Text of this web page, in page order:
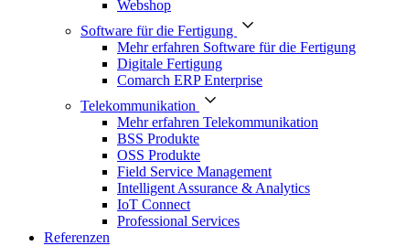
Webshop
Software für die Fertigung
Mehr erfahren Software für die Fertigung
Digitale Fertigung
Comarch ERP Enterprise
Telekommunikation
Mehr erfahren Telekommunikation
BSS Produkte
OSS Produkte
Field Service Management
Intelligent Assurance & Analytics
IoT Connect
Professional Services
Referenzen